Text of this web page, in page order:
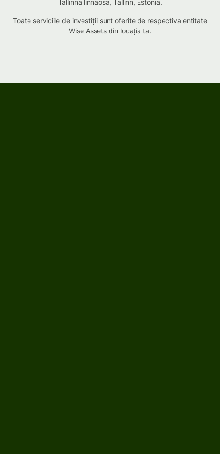
Tallinna linnaosa, Tallinn, Estonia.
Toate serviciile de investiții sunt oferite de respectivaentitate
Wise Assets din locația ta.